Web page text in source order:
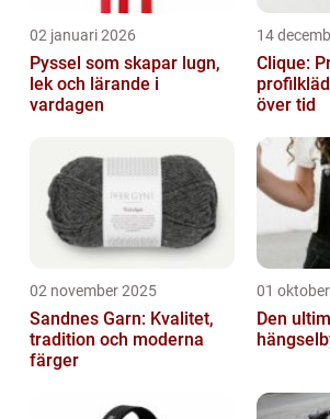
02 januari 2026
Pyssel som skapar lugn,
lek och lärande i
vardagen
14
Clique:
över tid
02 november 2025
Sandnes Garn: Kvalitet,
tradition och moderna
färger
01
Den